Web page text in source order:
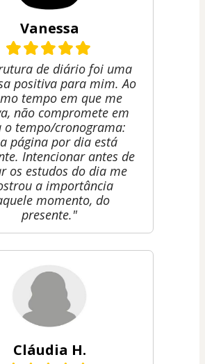
Vanessa
de diário foi uma
positiva para mim. Ao
tempo em que me
não compromete em
o tempo/cronograma:
página por dia está
Intencionar antes de
os estudos do dia me
a importância
momento, do
presente."
Cláudia H.